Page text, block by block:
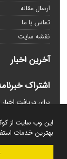
این وب سایت از
بهترین خدمات
ارسال مقاله
تماس با ما
نقشه سایت
آخرین اخبار
اشتراک
برای دریافت